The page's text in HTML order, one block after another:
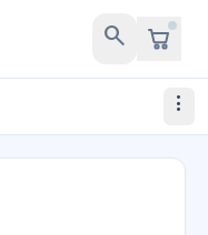
search
more_vert